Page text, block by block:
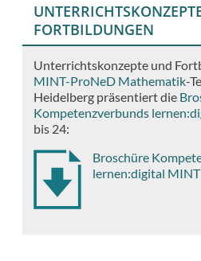
FORTBILDUNGEN
Unterrichtskonzepte und
MINT-ProNeD Mathematik-
Heidelberg präsentiert die
Kompetenzverbunds
bis 24:
Broschüre
lernen:digital MINT